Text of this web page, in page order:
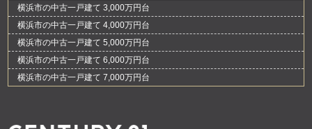
横浜市の中古一戸建て 3,000万円台
横浜市の中古一戸建て 4,000万円台
横浜市の中古一戸建て 5,000万円台
横浜市の中古一戸建て 6,000万円台
横浜市の中古一戸建て 7,000万円台